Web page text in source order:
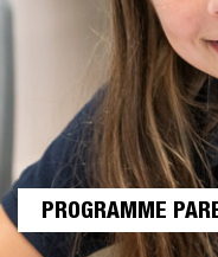
PROGRAMME